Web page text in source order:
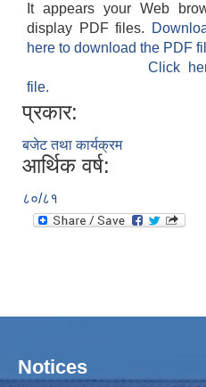
It appears your Web
display PDF files.
here to download the PDF
Click
file.
प्रकार:
बजेट तथा कार्यक्रम
आर्थिक वर्ष:
८०/८१
Notices